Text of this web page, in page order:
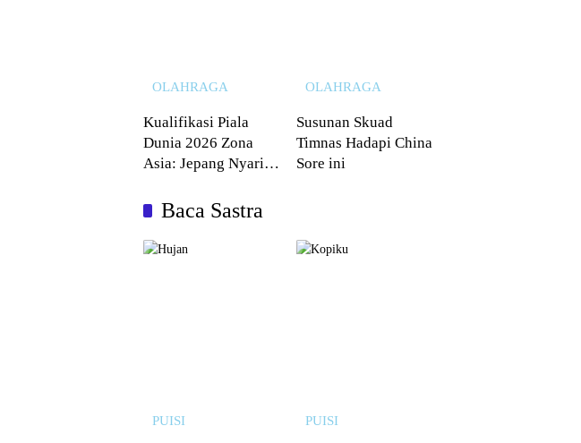
OLAHRAGA
Kualifikasi Piala
Dunia 2026 Zona
Asia: Jepang Nyaris
OLAHRAGA
Susunan Skuad
Timnas Hadapi China
Sore ini
Baca Sastra
PUISI PUISI